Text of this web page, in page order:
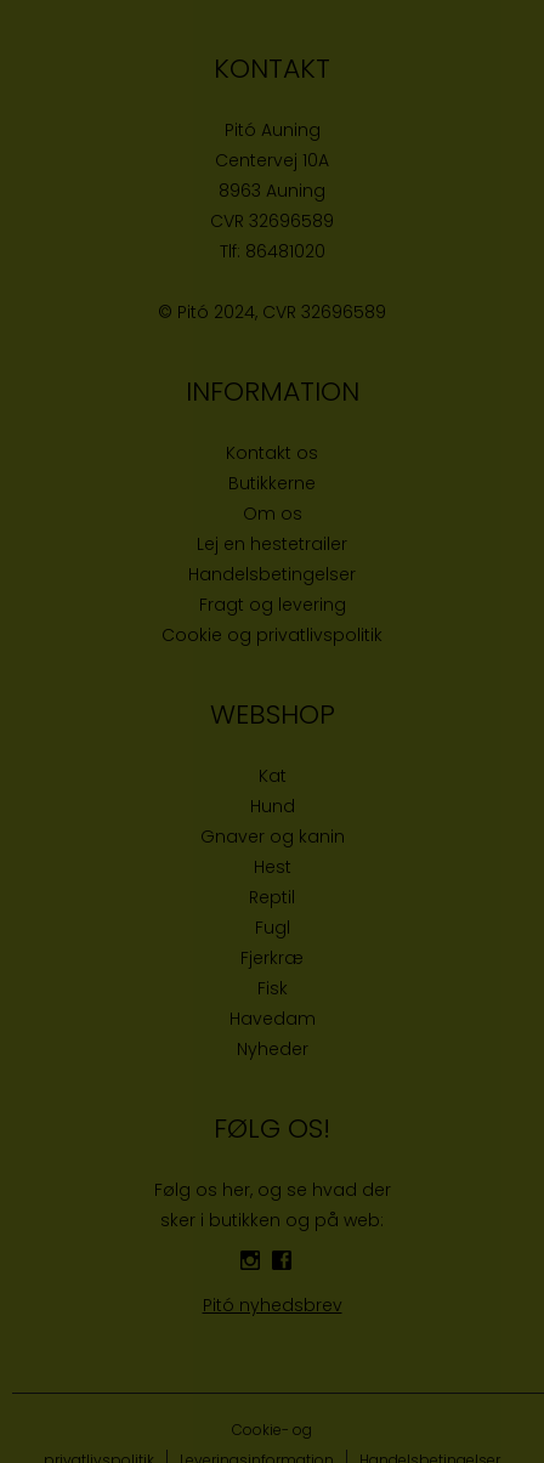
KONTAKT
Pitó Auning
Centervej 10A
8963 Auning
CVR 32696589
Tlf: 86481020
© Pitó 2024, CVR 32696589
INFORMATION
Kontakt os
Butikkerne
Om os
Lej en hestetrailer
Handelsbetingelser
Fragt og levering
Cookie og privatlivspolitik
WEBSHOP
Kat
Hund
Gnaver og kanin
Hest
Reptil
Fugl
Fjerkræ
Fisk
Havedam
Nyheder
FØLG OS!
Følg os her, og se hvad der
sker i butikken og på web:
Pitó nyhedsbrev
Cookie- og